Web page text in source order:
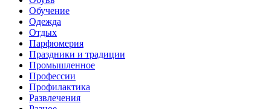
Обучение
Одежда
Отдых
Парфюмерия
Праздники и традиции
Промышленное
Профессии
Профилактика
Развлечения